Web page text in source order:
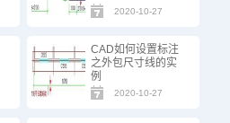
2020-10-27
CAD如何设置标注
之外包尺寸线的实
例
2020-10-27